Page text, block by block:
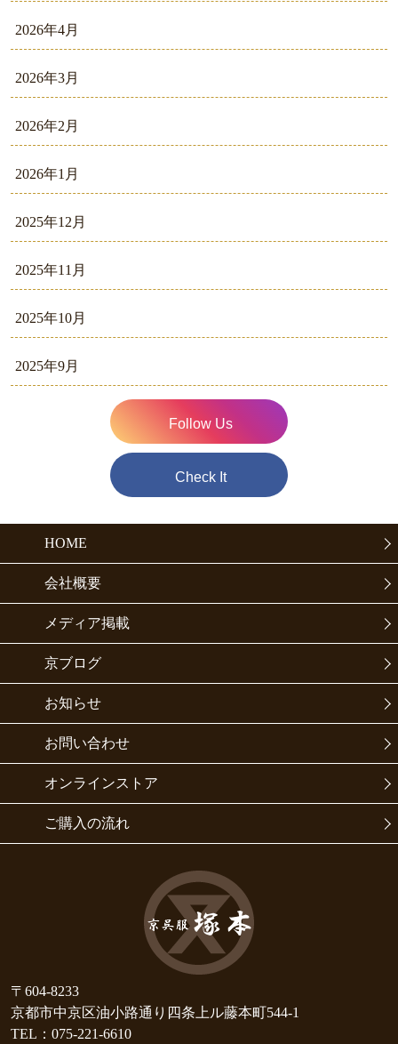
2026年4月
2026年3月
2026年2月
2026年1月
2025年12月
2025年11月
2025年10月
2025年9月
Follow Us
Check It
HOME
会社概要
メディア掲載
京ブログ
お知らせ
お問い合わせ
オンラインストア
ご購入の流れ
〒604-8233
京都市中京区油小路通り四条上ル藤本町544-1
TEL：075-221-6610